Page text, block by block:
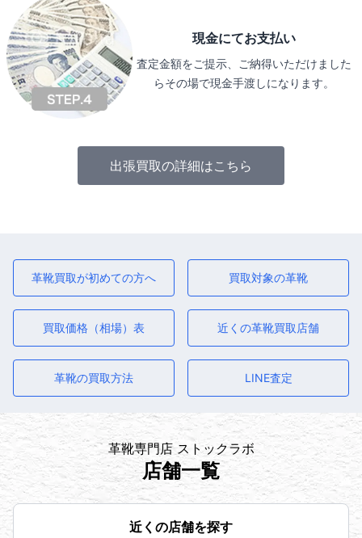
現金にてお支払い
査定金額をご提示、ご納得いただけました
らその場で現金手渡しになります。
出張買取の詳細はこちら
革靴買取が初めての方へ 買取対象の革靴
買取価格（相場）表 近くの革靴買取店舗
革靴の買取方法 LINE査定
革靴専門店 ストックラボ
店舗一覧
近くの店舗を探す